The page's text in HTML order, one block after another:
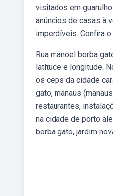
visitados em
anúncios de casas à
imperdíveis. Confira
Rua manoel borba
latitude e longitude.
os ceps da cidade
gato, manaus
restaurantes,
na cidade de porto
borba gato, jardim